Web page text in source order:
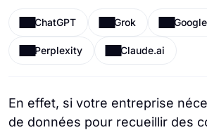
ChatGPT Grok
Perplexity Claude.ai
En effet, si votre entreprise
de données pour recueillir des